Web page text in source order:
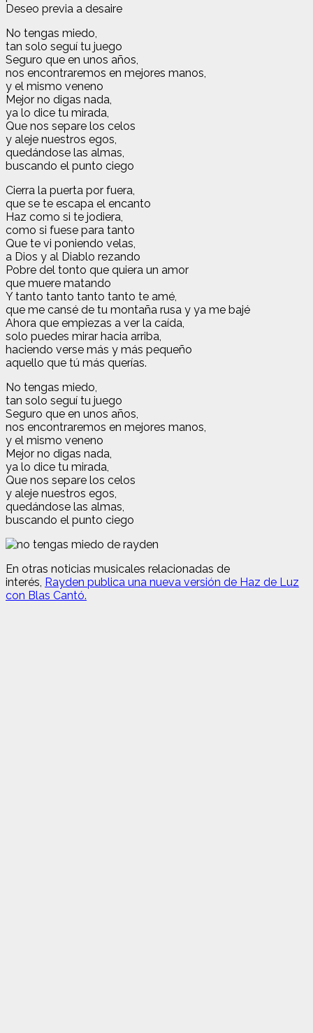
Deseo previa a desaire
No tengas miedo,
tan solo seguí tu juego
Seguro que en unos años,
nos encontraremos en mejores manos,
y el mismo veneno
Mejor no digas nada,
ya lo dice tu mirada,
Que nos separe los celos
y aleje nuestros egos,
quedándose las almas,
buscando el punto ciego
Cierra la puerta por fuera,
que se te escapa el encanto
Haz como si te jodiera,
como si fuese para tanto
Que te vi poniendo velas,
a Dios y al Diablo rezando
Pobre del tonto que quiera un amor
que muere matando
Y tanto tanto tanto tanto te amé,
que me cansé de tu montaña rusa y ya me bajé
Ahora que empiezas a ver la caída,
solo puedes mirar hacia arriba,
haciendo verse más y más pequeño
aquello que tú más querías.
No tengas miedo,
tan solo seguí tu juego
Seguro que en unos años,
nos encontraremos en mejores manos,
y el mismo veneno
Mejor no digas nada,
ya lo dice tu mirada,
Que nos separe los celos
y aleje nuestros egos,
quedándose las almas,
buscando el punto ciego
En otras noticias musicales relacionadas de
interés, Rayden publica una nueva versión de Haz de Luz
con Blas Cantó.